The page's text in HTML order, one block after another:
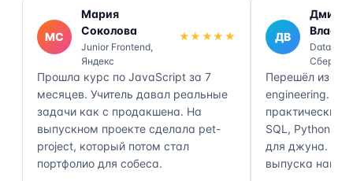
МС
Мария
Соколова
Junior Frontend,
Яндекс
★★★★★
Прошла курс по JavaScript за 7
месяцев. Учитель давал реальные
задачи как с продакшена. На
выпускном проекте сделала pet-
project, который потом стал
портфолио для собеса.
ДВ
Власов
Data
Сбер
Перешёл из
engineering.
практически
SQL, Python,
для джуна.
выпуска нашёл